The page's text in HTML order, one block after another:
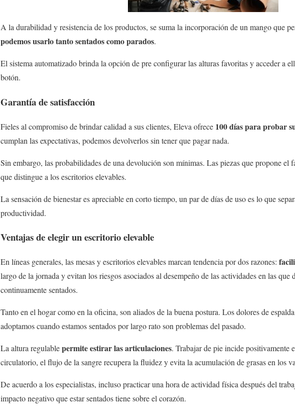
A la durabilidad y resistencia de los productos, se suma la incorporación de un mango que
podemos usarlo tanto sentados como parados.
El sistema automatizado brinda la opción de pre configurar las alturas favoritas y acceder a
botón.
Garantía de satisfacción
Fieles al compromiso de brindar calidad a sus clientes, Eleva ofrece 100 días para probar
cumplan las expectativas, podemos devolverlos sin tener que pagar nada.
Sin embargo, las probabilidades de una devolución son mínimas. Las piezas que propone el
que distingue a los escritorios elevables.
La sensación de bienestar es apreciable en corto tiempo, un par de días de uso es lo que
productividad.
Ventajas de elegir un escritorio elevable
En líneas generales, las mesas y escritorios elevables marcan tendencia por dos razones:
largo de la jornada y evitan los riesgos asociados al desempeño de las actividades en las que
continuamente sentados.
Tanto en el hogar como en la oficina, son aliados de la buena postura. Los dolores de
adoptamos cuando estamos sentados por largo rato son problemas del pasado.
La altura regulablepermite estirar las articulaciones. Trabajar de pie incide positivamente
circulatorio, el flujo de la sangre recupera la fluidez y evita la acumulación de grasas en los
De acuerdo a los especialistas, incluso practicar una hora de actividad física después del
impacto negativo que estar sentados tiene sobre el corazón.